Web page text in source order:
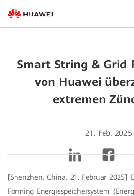
Smart String & Grid
von Huawei
extremen
21. Feb. 2025
[Shenzhen, China, 21. Februar 2025]
Forming Energiespeichersystem